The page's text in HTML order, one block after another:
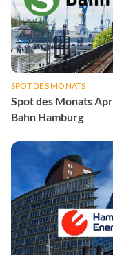
SPOT DES MONATS
Spot des Monats
Bahn Hamburg